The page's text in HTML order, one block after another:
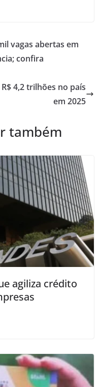
vagas abertas em
confira
4,2 trilhões no país
em 2025
também
agiliza crédito